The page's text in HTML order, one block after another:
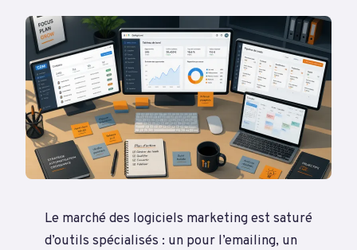
Le marché des logiciels marketing est saturé
d’outils spécialisés : un pour l’emailing, un